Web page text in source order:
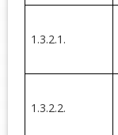
1.3.2.1.
1.3.2.2.